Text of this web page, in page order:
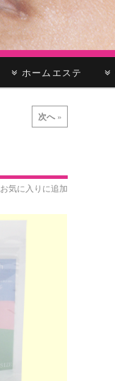
ホームエステ
次へ »
お気に入りに追加